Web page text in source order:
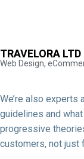
TRAVELORA LTD
Web Design,
We’re also experts
guidelines and
progressive
customers, not just